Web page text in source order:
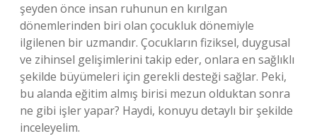
şeyden önce insan ruhunun en kırılgan
dönemlerinden biri olan çocukluk dönemiyle
ilgilenen bir uzmandır. Çocukların fiziksel, duygusal
ve zihinsel gelişimlerini takip eder, onlara en sağlıklı
şekilde büyümeleri için gerekli desteği sağlar. Peki,
bu alanda eğitim almış birisi mezun olduktan sonra
ne gibi işler yapar? Haydi, konuyu detaylı bir şekilde
inceleyelim.